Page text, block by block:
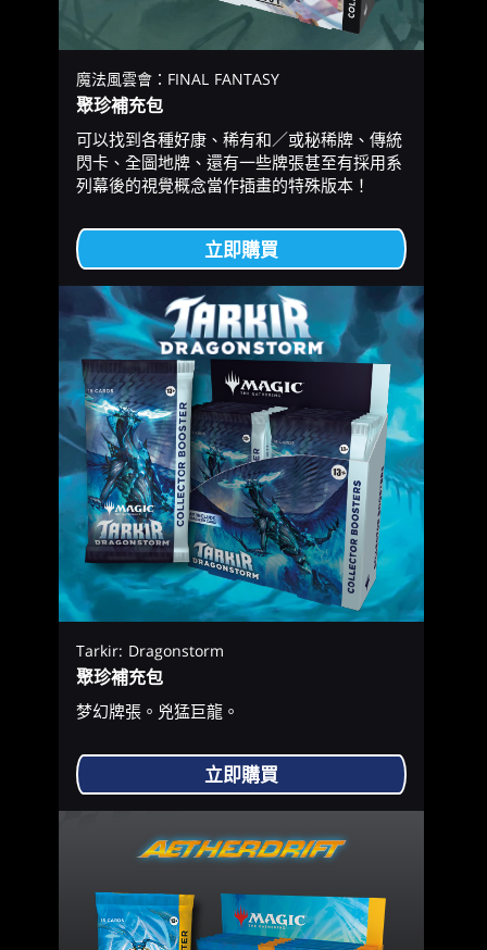
魔法風雲會：FINAL FANTASY
聚珍補充包
可以找到各種好康、稀有和／或秘稀牌、傳統
閃卡、全圖地牌、還有一些牌張甚至有採用系
列幕後的視覺概念當作插畫的特殊版本！
立即購買
Tarkir: Dragonstorm
聚珍補充包
梦幻牌張。兇猛巨龍。
立即購買